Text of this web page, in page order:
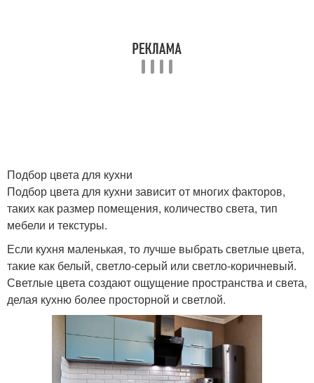
Подбор цвета для кухни
Подбор цвета для кухни зависит от многих факторов,
таких как размер помещения, количество света, тип
мебели и текстуры.
Если кухня маленькая, то лучше выбрать светлые цвета,
такие как белый, светло-серый или светло-коричневый.
Светлые цвета создают ощущение пространства и света,
делая кухню более просторной и светлой.